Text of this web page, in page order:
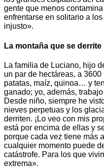
gente que menos
enfrentarse en solitario a
injusto».
La montaña que se derrite
La familia de Luciano, hijo
un par de hectáreas, a
patatas, maíz, quinoa… y
ganado; yo, además,
Desde niño, siempre he
nieves perpetuas y los
derriten. ¡Lo veo con mis
está por encima de ellas y
porque cada vez tiene más
cualquier momento puede
catástrofe. Para los que
extrema».